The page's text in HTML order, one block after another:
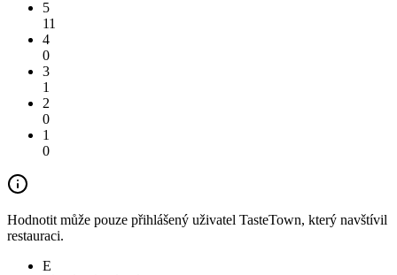
5
11
4
0
3
1
2
0
1
0
Hodnotit může pouze přihlášený uživatel TasteTown, který navštívil
restauraci.
E